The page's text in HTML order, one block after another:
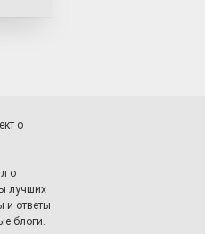
о
о
лучших
и ответы
блоги.